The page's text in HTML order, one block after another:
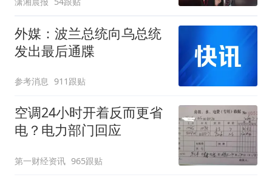
外媒：波兰总统向乌总统
发出最后通牒
参考消息 911跟贴
空调24小时开着反而更省
电？电力部门回应
第一财经资讯 965跟贴